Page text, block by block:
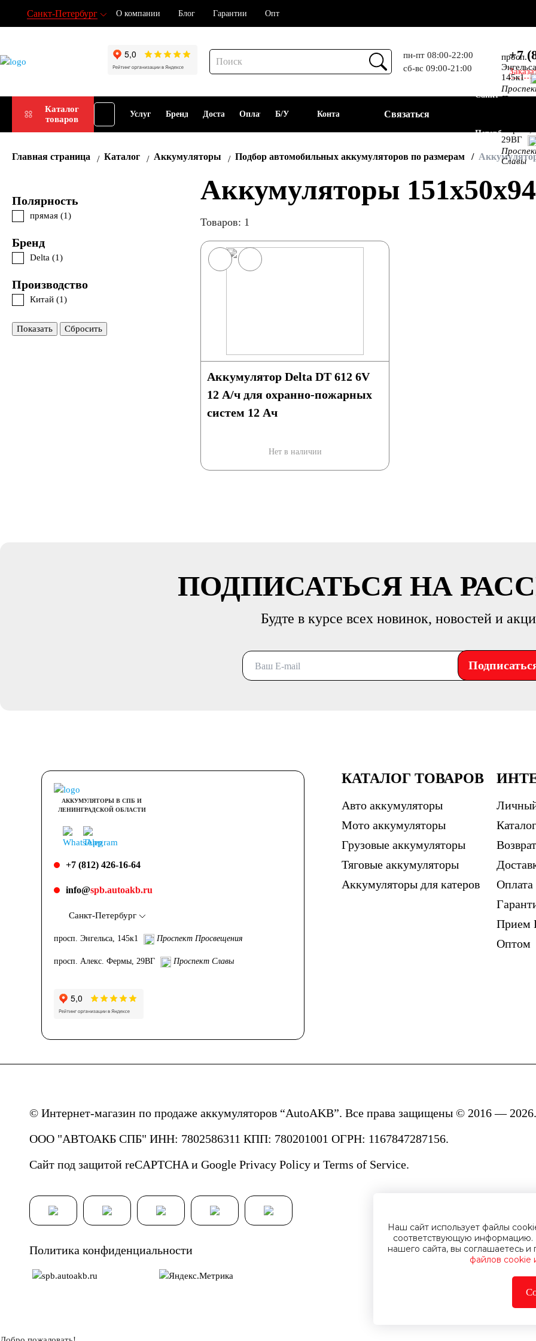
Санкт-Петербург О компании Блог Гарантии Опт
пн-пт 08:00-22:00
сб-вс 09:00-21:00
+7
Каталог
товаров
Подбор
АКБ
Услуги Бренды Доставка Оплата
Прием
Б/У Контакты Связаться
Санкт-
Петербург
просп.
145к1
29ВГ
Славы
Главная страница Каталог Аккумуляторы Подбор автомобильных аккумуляторов по размерам
Полярность
прямая (1)
Бренд
Delta (1)
Производство
Китай (1)
Показать Сбросить
Аккумуляторы
Товаров: 1
Аккумулятор Delta DT 612 6V
12 А/ч для охранно-пожарных
систем 12 Ач
Нет в наличии
ПОДПИСАТЬСЯ НА
Будте в курсе всех новинок, новостей и
АККУМУЛЯТОРЫ В СПБ И
ЛЕНИНГРАДСКОЙ ОБЛАСТИ
+7 (812) 426-16-64
info@spb.autoakb.ru
Санкт-Петербург
просп. Энгельса, 145к1 Проспект Просвещения
просп. Алекс. Фермы, 29ВГ Проспект Славы
КАТАЛОГ ТОВАРОВ
Авто аккумуляторы
Мото аккумуляторы
Грузовые аккумуляторы
Тяговые аккумуляторы
Аккумуляторы для катеров
Оплата
Прием
Оптом
© Интернет-магазин по продаже аккумуляторов “AutoAKB”. Все права защищены © 2016 —
ООО "АВТОАКБ СПБ" ИНН: 7802586311 КПП: 780201001 ОГРН: 1167847287156.
Сайт под защитой reCAPTCHA и Google Privacy Policy и Terms of Service.
Политика конфиденциальности
Наш сайт использует файлы
соответствующую
нашего сайта, вы соглашаетесь
файлов cookie